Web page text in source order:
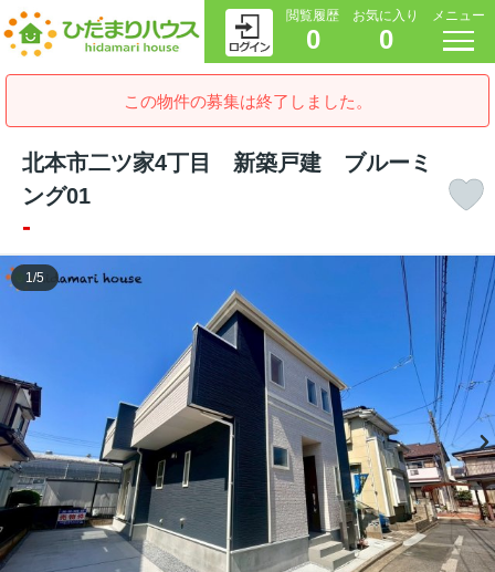
閲覧履歴
0
お気に入り
0
メニュー
この物件の募集は終了しました。
北本市二ツ家4丁目 新築戸建 ブルーミ
ング01
-
1/5